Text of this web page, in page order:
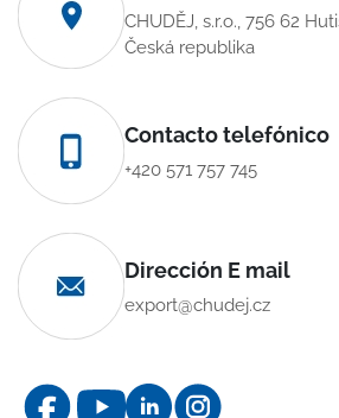
CHUDĚJ, s.r.o., 756 62
Česká republika
Contacto telefónico
+420 571 757 745
Dirección E mail
export@chudej.cz